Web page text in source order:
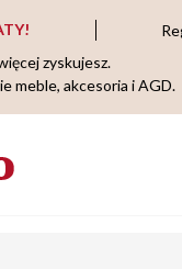
zyskujesz.
meble, akcesoria i AGD.